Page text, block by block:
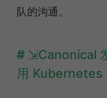
队的沟通。
Canonical
用 Kubernetes